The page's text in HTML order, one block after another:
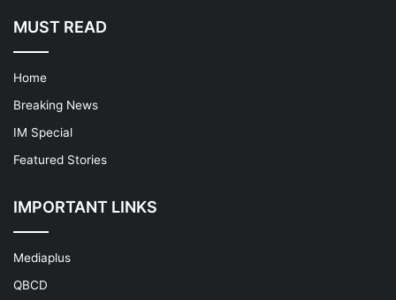
MUST READ
Home
Breaking News
IM Special
Featured Stories
IMPORTANT LINKS
Mediaplus
QBCD